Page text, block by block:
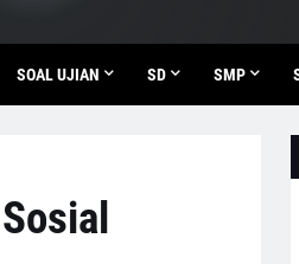
SOAL UJIAN SD SMP